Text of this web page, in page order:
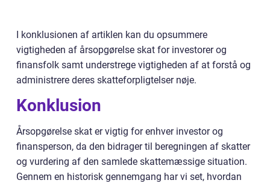
I konklusionen af artiklen kan du opsummere
vigtigheden af årsopgørelse skat for investorer og
finansfolk samt understrege vigtigheden af at forstå og
administrere deres skatteforpligtelser nøje.
Konklusion
Årsopgørelse skat er vigtig for enhver investor og
finansperson, da den bidrager til beregningen af skatter
og vurdering af den samlede skattemæssige situation.
Gennem en historisk gennemgang har vi set, hvordan